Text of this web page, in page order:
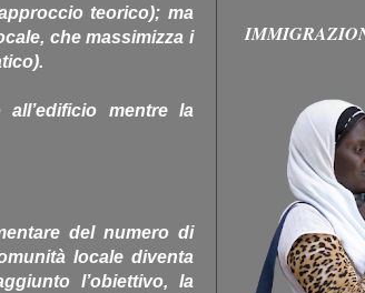
teorico); ma
che massimizza i
mentre la
del numero di
locale diventa
l’obiettivo, la